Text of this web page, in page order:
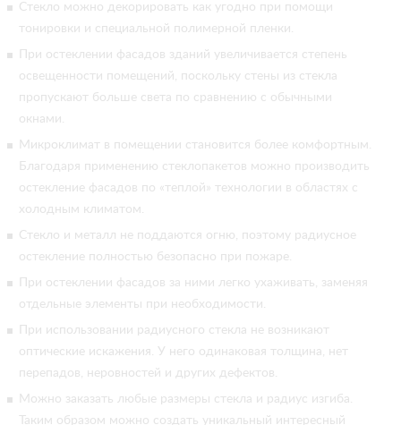
Стекло можно декорировать как угодно при помощи
тонировки и специальной полимерной пленки.
При остеклении фасадов зданий увеличивается степень
освещенности помещений, поскольку стены из стекла
пропускают больше света по сравнению с обычными
окнами.
Микроклимат в помещении становится более комфортным.
Благодаря применению стеклопакетов можно производить
остекление фасадов по «теплой» технологии в областях с
холодным климатом.
Стекло и металл не поддаются огню, поэтому радиусное
остекление полностью безопасно при пожаре.
При остеклении фасадов за ними легко ухаживать, заменяя
отдельные элементы при необходимости.
При использовании радиусного стекла не возникают
оптические искажения. У него одинаковая толщина, нет
перепадов, неровностей и других дефектов.
Можно заказать любые размеры стекла и радиус изгиба.
Таким образом можно создать уникальный интересный